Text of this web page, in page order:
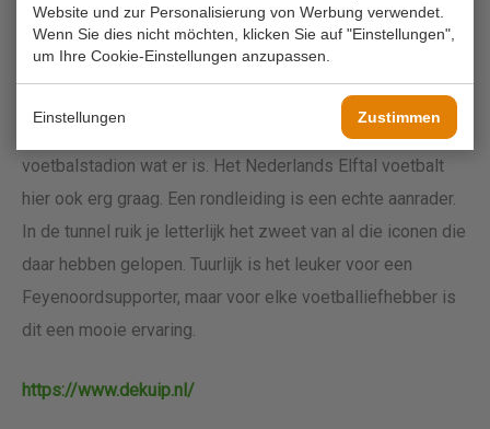
Website und zur Personalisierung von Werbung verwendet.
Wenn Sie dies nicht möchten, klicken Sie auf "Einstellungen",
um Ihre Cookie-Einstellungen anzupassen.
Einstellungen Zustimmen
5. De Kuip
De voetbaltempel van Nederland. Of je nu supporter bent
van Feyenoord, NAC, ADO of Ajax; de Kuip is het mooiste
voetbalstadion wat er is. Het Nederlands Elftal voetbalt
hier ook erg graag. Een rondleiding is een echte aanrader.
In de tunnel ruik je letterlijk het zweet van al die iconen die
daar hebben gelopen. Tuurlijk is het leuker voor een
Feyenoordsupporter, maar voor elke voetballiefhebber is
dit een mooie ervaring.
https://www.dekuip.nl/